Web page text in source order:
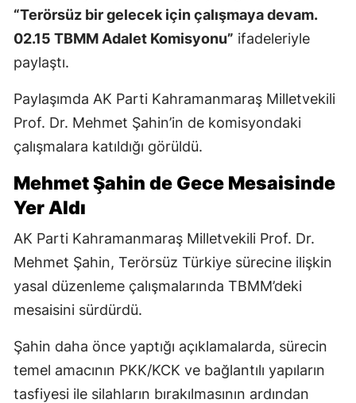
“Terörsüz bir gelecek için çalışmaya devam.
02.15 TBMM Adalet Komisyonu” ifadeleriyle
paylaştı.
Paylaşımda AK Parti Kahramanmaraş Milletvekili
Prof. Dr. Mehmet Şahin’in de komisyondaki
çalışmalara katıldığı görüldü.
Mehmet Şahin de Gece Mesaisinde
Yer Aldı
AK Parti Kahramanmaraş Milletvekili Prof. Dr.
Mehmet Şahin, Terörsüz Türkiye sürecine ilişkin
yasal düzenleme çalışmalarında TBMM’deki
mesaisini sürdürdü.
Şahin daha önce yaptığı açıklamalarda, sürecin
temel amacının PKK/KCK ve bağlantılı yapıların
tasfiyesi ile silahların bırakılmasının ardından